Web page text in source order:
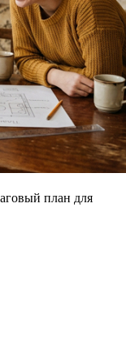
план для